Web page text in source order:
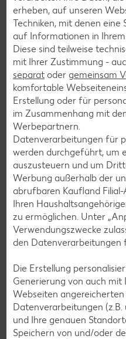
Muffin-Rezepte
Apfelkuchen-Rezepte
Schokokuchen-Rezepte
Torten-Rezepte
Eis-Rezepte
Pfannkuchen-Rezepte
Plätzchen-Rezepte
Smoothie-Rezepte
Bowle-Rezepte
Cocktail-Rezepte
Avocado-Rezepte
Blaubeer-Rezepte
Bananen-Rezepte
erheben, auf unseren
Techniken, mit denen
auf Informationen in
Diese sind teilweise
mit Ihrer Zustimmung -
separat oder gemeinsam
komfortable
Erstellung oder für
im Zusammenhang mit
Werbepartnern.
Datenverarbeitungen für
werden durchgeführt, um
auszusteuern und um
Werbung außerhalb der
abrufbaren Kaufland
Ihren
zu ermöglichen. Unter
Verwendungszwecke
den Datenverarbeitungen
Die Erstellung
Generierung von auch mit
Webseiten
Datenverarbeitungen
und Ihre genauen
Speichern von und/oder